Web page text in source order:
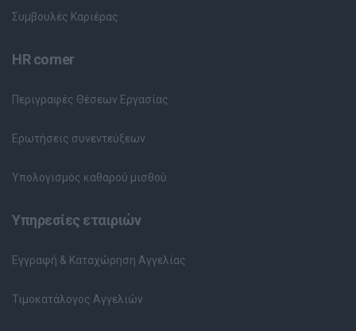
Συμβουλές Καριέρας
HR corner
Περιγραφές Θέσεων Εργασίας
Ερωτήσεις συνεντεύξεων
Υπολογισμός καθαρού μισθού
Υπηρεσίες εταιριών
Εγγραφή & Καταχώρηση Αγγελίας
Τιμοκατάλογος Αγγελιών